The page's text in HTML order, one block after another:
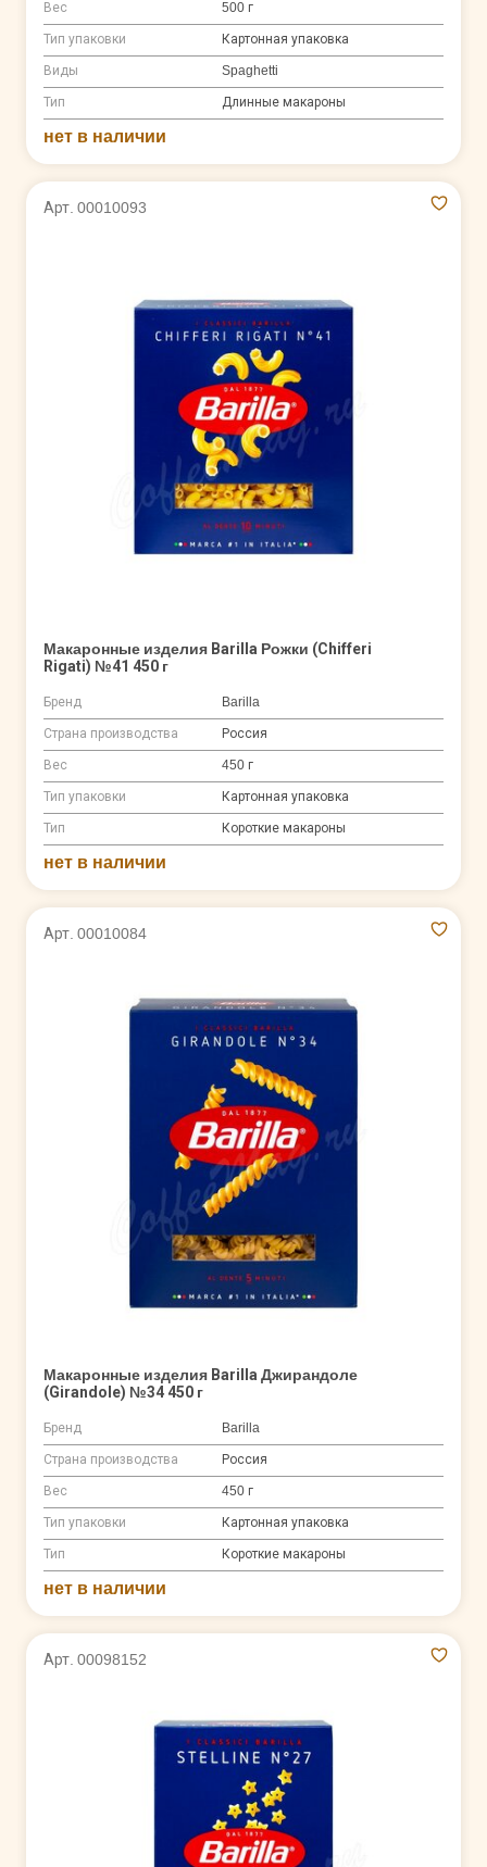
Вес 500 г
Тип упаковки Картонная упаковка
Виды Spaghetti
Тип Длинные макароны
нет в наличии
Арт. 00010093
Макаронные изделия Barilla Рожки (Chifferi
Rigati) №41 450 г
Бренд Barilla
Страна производства Россия
Вес 450 г
Тип упаковки Картонная упаковка
Тип Короткие макароны
нет в наличии
Арт. 00010084
Макаронные изделия Barilla Джирандоле
(Girandole) №34 450 г
Бренд Barilla
Страна производства Россия
Вес 450 г
Тип упаковки Картонная упаковка
Тип Короткие макароны
нет в наличии
Арт. 00098152